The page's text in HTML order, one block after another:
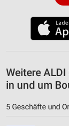
Weitere
in und um
5 Geschäfte und